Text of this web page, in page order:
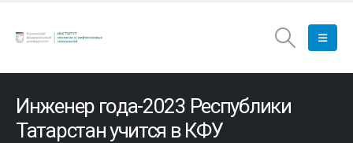
Инженер года-2023 Республики
Татарстан учится в КФУ